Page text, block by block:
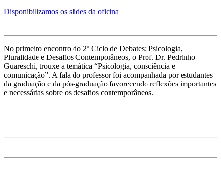
Disponibilizamos os slides da oficina
No primeiro encontro do 2º Ciclo de Debates: Psicologia,
Pluralidade e Desafios Contemporâneos, o Prof. Dr. Pedrinho
Guareschi, trouxe a temática “Psicologia, consciência e
comunicação”. A fala do professor foi acompanhada por estudantes
da graduação e da pós-graduação favorecendo reflexões importantes
e necessárias sobre os desafios contemporâneos.